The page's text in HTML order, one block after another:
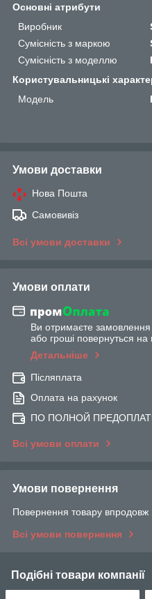
Основні атрибути
Виробник
Сумісність з маркою
Сумісність з моделлю
Користувальницькі
Мoдель
Умови доставки
Нова Пошта
Самовивіз
Всі умови доставки
Умови оплати
Ви отримаєте замовлення
або гроші повернуться на
Детальніше
Післяплата
Оплата на рахунок
ПО ПОЛНОЙ
Всі умови оплати
Умови повернення
Повернення товару впродовж
Всі умови повернення
Подібні товари компанії